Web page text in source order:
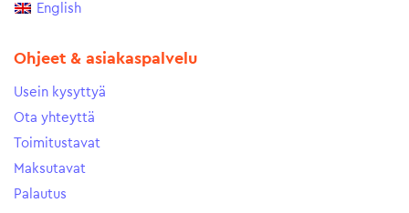
English
Ohjeet & asiakaspalvelu
Usein kysyttyä
Ota yhteyttä
Toimitustavat
Maksutavat
Palautus